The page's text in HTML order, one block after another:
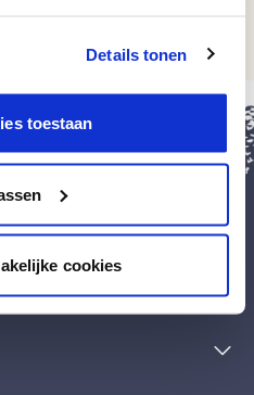
Details tonen
toestaan
cookies